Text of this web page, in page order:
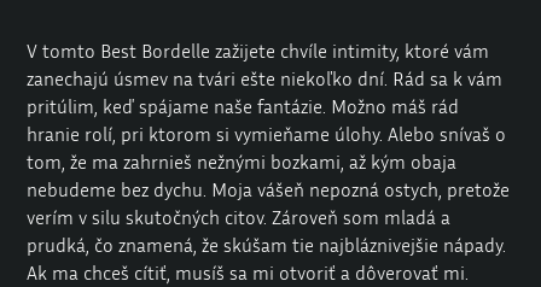
V tomto Best Bordelle zažijete chvíle intimity, ktoré vám
zanechajú úsmev na tvári ešte niekoľko dní. Rád sa k vám
pritúlim, keď spájame naše fantázie. Možno máš rád
hranie rolí, pri ktorom si vymieňame úlohy. Alebo snívaš o
tom, že ma zahrnieš nežnými bozkami, až kým obaja
nebudeme bez dychu. Moja vášeň nepozná ostych, pretože
verím v silu skutočných citov. Zároveň som mladá a
prudká, čo znamená, že skúšam tie najbláznivejšie nápady.
Ak ma chceš cítiť, musíš sa mi otvoriť a dôverovať mi.